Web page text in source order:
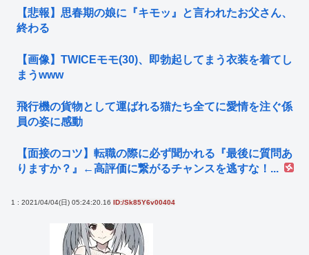
【悲報】思春期の娘に『キモッ』と言われたお父さん、
終わる
【画像】TWICEモモ(30)、即勃起してまう衣装を着てし
まうwww
飛行機の貨物として運ばれる猫たち全てに愛情を注ぐ係
員の姿に感動
【面接のコツ】転職の際に必ず聞かれる『最後に質問あ
りますか？』←高評価に繋がるチャンスを逃すな！...
1 : 2021/04/04(日) 05:24:20.16 ID:/Sk85Y6v00404